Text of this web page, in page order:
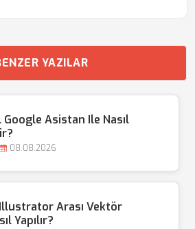
YAZILAR
Google Asistan Ile Nasıl
08.08.2026
Arası Vektör
Yapılır?